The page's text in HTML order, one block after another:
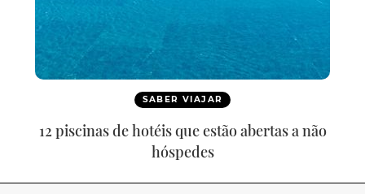
SABER VIAJAR
12 piscinas de hotéis que estão abertas a não
hóspedes